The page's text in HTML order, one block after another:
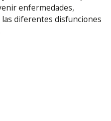
enfermedades,
diferentes disfunciones